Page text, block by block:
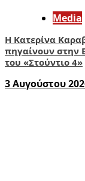
Media
Η Κατερίνα
πηγαίνουν στην
του «Στούντιο 4»
3 Αυγούστου